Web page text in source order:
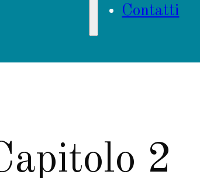
Contatti
2